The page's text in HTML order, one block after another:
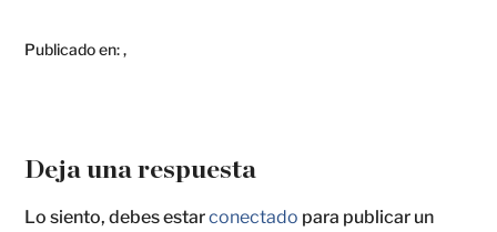
Publicado en:,
Deja una respuesta
Lo siento, debes estarconectado para publicar un